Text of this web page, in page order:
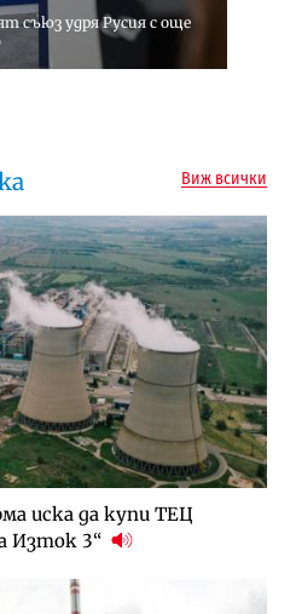
съюз удря Русия с още
Виж всички
иска да купи ТЕЦ
Изток 3“